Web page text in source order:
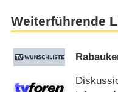
Weiterführende